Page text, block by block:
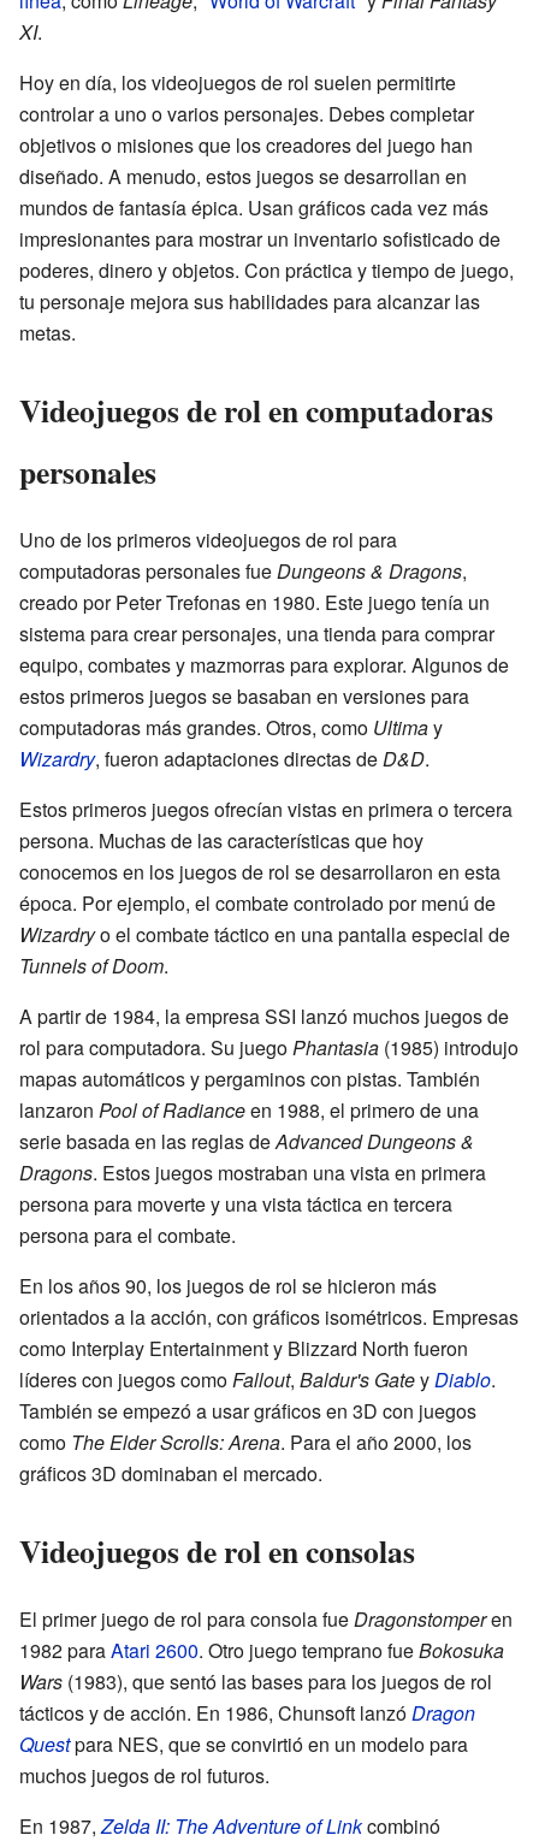
XI.
Hoy en día, los videojuegos de rol suelen permitirte
controlar a uno o varios personajes. Debes completar
objetivos o misiones que los creadores del juego han
diseñado. A menudo, estos juegos se desarrollan en
mundos de fantasía épica. Usan gráficos cada vez más
impresionantes para mostrar un inventario sofisticado de
poderes, dinero y objetos. Con práctica y tiempo de juego,
tu personaje mejora sus habilidades para alcanzar las
metas.
Videojuegos de rol en computadoras
personales
Uno de los primeros videojuegos de rol para
computadoras personales fueDungeons & Dragons,
creado por Peter Trefonas en 1980. Este juego tenía un
sistema para crear personajes, una tienda para comprar
equipo, combates y mazmorras para explorar. Algunos de
estos primeros juegos se basaban en versiones para
computadoras más grandes. Otros, como Ultimay
Wizardry, fueron adaptaciones directas deD&D.
Estos primeros juegos ofrecían vistas en primera o tercera
persona. Muchas de las características que hoy
conocemos en los juegos de rol se desarrollaron en esta
época. Por ejemplo, el combate controlado por menú de
Wizardryo el combate táctico en una pantalla especial de
Tunnels of Doom.
A partir de 1984, la empresa SSI lanzó muchos juegos de
rol para computadora. Su juegoPhantasia (1985) introdujo
mapas automáticos y pergaminos con pistas. También
lanzaron Pool of Radianceen 1988, el primero de una
serie basada en las reglas deAdvanced Dungeons &
Dragons. Estos juegos mostraban una vista en primera
persona para moverte y una vista táctica en tercera
persona para el combate.
En los años 90, los juegos de rol se hicieron más
orientados a la acción, con gráficos isométricos. Empresas
como Interplay Entertainment y Blizzard North fueron
líderes con juegos comoFallout, Baldur's GateyDiablo.
También se empezó a usar gráficos en 3D con juegos
como The Elder Scrolls: Arena. Para el año 2000, los
gráficos 3D dominaban el mercado.
Videojuegos de rol en consolas
El primer juego de rol para consola fueDragonstomperen
1982 paraAtari 2600. Otro juego temprano fueBokosuka
Wars (1983), que sentó las bases para los juegos de rol
tácticos y de acción. En 1986, Chunsoft lanzóDragon
Questpara NES, que se convirtió en un modelo para
muchos juegos de rol futuros.
En 1987,Zelda II: The Adventure of Linkcombinó